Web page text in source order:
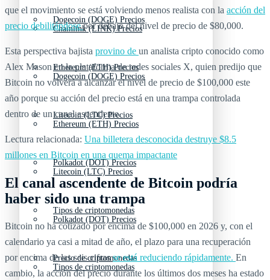
Dogecoin (DOGE) Precios
Ethereum (ETH) Precios
Litecoin (LTC) Precios
Polkadot (DOT) Precios
Tipos de criptomonedas
Precio de criptomonedas
Chainlink (LINK) Precios
Dogecoin (DOGE) Precios
Ethereum (ETH) Precios
Litecoin (LTC) Precios
Polkadot (DOT) Precios
Tipos de criptomonedas
que el movimiento se está volviendo menos realista con la acción del
precio debilitándosepor debajo del nivel de precio de $80,000.
Esta perspectiva bajista provino de un analista cripto conocido como
Alex Mason en la plataforma de redes sociales X, quien predijo que
Bitcoin no volverá a alcanzar el nivel de precio de $100,000 este
año porque su acción del precio está en una trampa controlada
dentro de un canal ascendente.
Lectura relacionada: Una billetera desconocida destruye $8.5
millones en Bitcoin en una quema impactante
El canal ascendente de Bitcoin podría
haber sido una trampa
Bitcoin no ha cotizado por encima de $100,000 en 2026 y, con el
calendario ya casi a mitad de año, el plazo para una recuperación
por encima de las seis cifrasse está reduciendo rápidamente. En
cambio, la acción del precio durante los últimos dos meses ha estado